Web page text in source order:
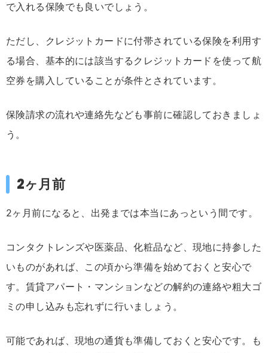
で入れる保険でも良いでしょう。
ただし、クレジットカードに付帯されている保険を利用す
る場合、基本的には該当するクレジットカードを使って航
空券を購入していることが条件とされています。
保険請求の流れや連絡先なども事前に確認しておきましょ
う。
2ヶ月前
2ヶ月前になると、出発までは本当にあっという間です。
コンタクトレンズや医薬品、化粧品など、現地に持参した
いものがあれば、この頃から準備を始めておくと安心で
す。賃貸アパート・マンションなどの解約の連絡や粗大ゴ
ミの申し込みも忘れずに行いましょう。
可能であれば、現地の通貨も準備しておくと安心です。も